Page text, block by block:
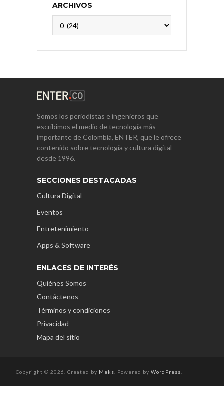
ARCHIVOS
Somos los periodistas e ingenieros que
escribimos el medio de tecnología más
importante de Colombia, ENTER, que le ofrece
contenido sobre tecnología y cultura digital
desde 1996.
SECCIONES DESTACADAS
Cultura Digital
Eventos
Entretenimiento
Apps & Software
ENLACES DE INTERÉS
Quiénes Somos
Contáctenos
Términos y condiciones
Privacidad
Mapa del sitio
Copyright © 2026. Created by Meks . Powered by WordPress